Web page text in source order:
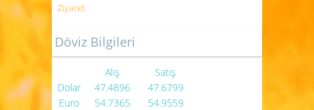
Ziyaret
Döviz Bilgileri
Alış
Satış
Dolar
47.4896
47.6799
Euro
54.7365 54.9559